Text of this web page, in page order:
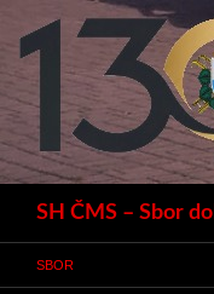
SH ČMS – Sbor
SBOR